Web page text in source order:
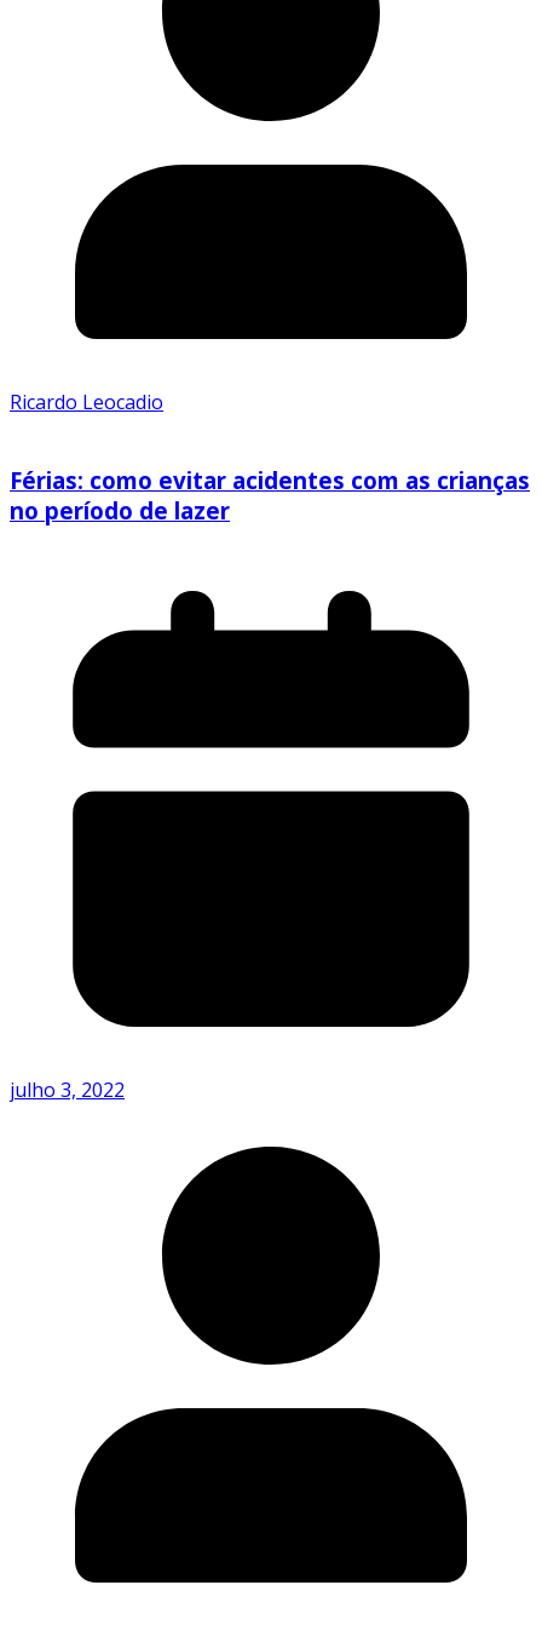
Ricardo Leocadio
Férias: como evitar acidentes com as crianças
no período de lazer
julho 3, 2022